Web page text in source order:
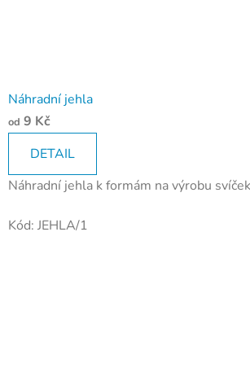
Náhradní jehla
od 9 Kč
DETAIL
Náhradní jehla k formám na výrobu
Kód: JEHLA/1